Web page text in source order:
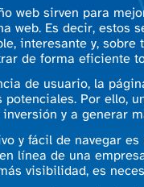
web sirven para
web. Es decir, estos
interesante y,
de forma eficiente
de usuario, la
Por ello,
y a generar
y fácil de navegar
línea de una
visibilidad, es